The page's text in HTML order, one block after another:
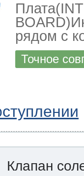
рядом с
Точное
Клапан